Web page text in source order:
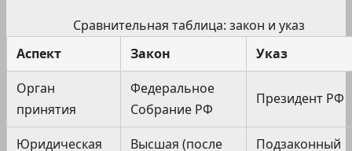
Сравнительная таблица: закон и указ
Аспект
Закон
Указ
Орган
принятия
Федеральное
Собрание РФ
Президент РФ
Юридическая
Высшая (после
Подзаконный